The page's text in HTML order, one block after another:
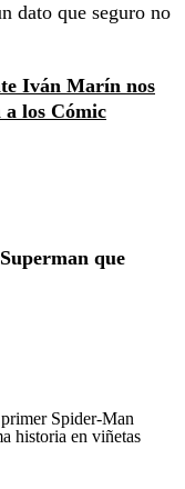
dato que seguro no
Iván Marín nos
los Cómic
que
Spider-Man
historia en viñetas